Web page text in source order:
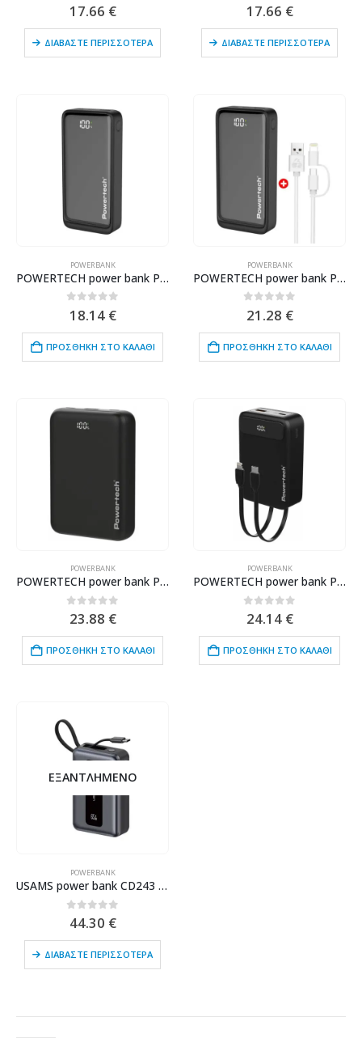
0out of 5
17.66 €
ΔΙΑΒΆΣΤΕ ΠΕΡΙΣΣΌΤΕΡΑ
0out of 5
17.66 €
ΔΙΑΒΆΣΤΕ ΠΕΡΙΣΣΌΤΕΡΑ
POWERBANK
POWERTECH power bank PT-1327 με οθόνη, 20000mAh, 22.5W, μαύρο
0out of 5
18.14 €
ΠΡΟΣΘΉΚΗ ΣΤΟ ΚΑΛΆΘΙ
POWERBANK
POWERTECH power bank PT-1327 με οθόνη & MFi καλώδιο USB σε Micro/Lightning, 20000mAh
0out of 5
21.28 €
ΠΡΟΣΘΉΚΗ ΣΤΟ ΚΑΛΆΘΙ
POWERBANK
POWERTECH power bank PT-1503 με οθόνη, 20000mah, 22.5W, μαύρο
0out of 5
23.88 €
ΠΡΟΣΘΉΚΗ ΣΤΟ ΚΑΛΆΘΙ
POWERBANK
POWERTECH power bank PT-1504 με καλώδια & οθόνη, 20000mah, 22.5W, μαύρο
0out of 5
24.14 €
ΠΡΟΣΘΉΚΗ ΣΤΟ ΚΑΛΆΘΙ
ΕΞΑΝΤΛΗΜΈΝΟ
POWERBANK
USAMS power bank CD243 με καλώδιο USB-C, 2x θύρες εξόδου, 20000mAh, 65W, γκρι
out of 5
44.30 €
ΔΙΑΒΆΣΤΕ ΠΕΡΙΣΣΌΤΕΡΑ